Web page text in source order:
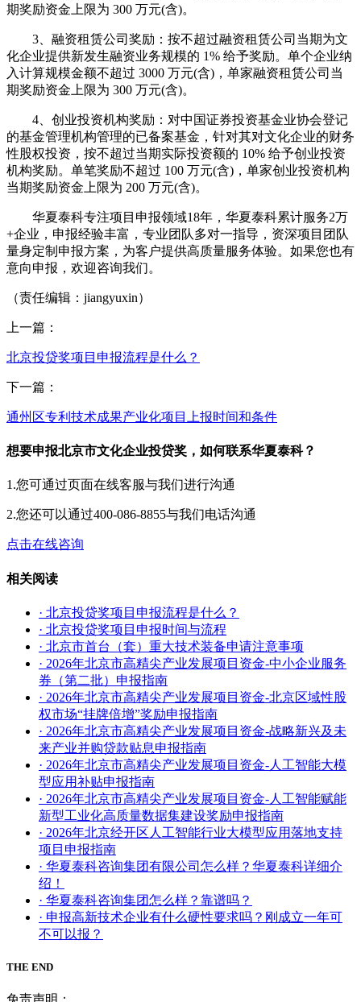
期奖励资金上限为 300 万元(含)。
3、融资租赁公司奖励：按不超过融资租赁公司当期为文
化企业提供新发生融资业务规模的 1% 给予奖励。单个企业纳
入计算规模金额不超过 3000 万元(含)，单家融资租赁公司当
期奖励资金上限为 300 万元(含)。
4、创业投资机构奖励：对中国证券投资基金业协会登记
的基金管理机构管理的已备案基金，针对其对文化企业的财务
性股权投资，按不超过当期实际投资额的 10% 给予创业投资
机构奖励。单笔奖励不超过 100 万元(含)，单家创业投资机构
当期奖励资金上限为 200 万元(含)。
华夏泰科专注项目申报领域18年，华夏泰科累计服务2万
+企业，申报经验丰富，专业团队多对一指导，资深项目团队
量身定制申报方案，为客户提供高质量服务体验。如果您也有
意向申报，欢迎咨询我们。
（责任编辑：jiangyuxin）
上一篇：
北京投贷奖项目申报流程是什么？
下一篇：
通州区专利技术成果产业化项目上报时间和条件
想要申报北京市文化企业投贷奖，如何联系华夏泰科？
1.您可通过页面在线客服与我们进行沟通
2.您还可以通过400-086-8855与我们电话沟通
点击在线咨询
相关阅读
· 北京投贷奖项目申报流程是什么？
· 北京投贷奖项目申报时间与流程
· 北京市首台（套）重大技术装备申请注意事项
· 2026年北京市高精尖产业发展项目资金-中小企业服务
券（第二批）申报指南
· 2026年北京市高精尖产业发展项目资金-北京区域性股
权市场“挂牌倍增”奖励申报指南
· 2026年北京市高精尖产业发展项目资金-战略新兴及未
来产业并购贷款贴息申报指南
· 2026年北京市高精尖产业发展项目资金-人工智能大模
型应用补贴申报指南
· 2026年北京市高精尖产业发展项目资金-人工智能赋能
新型工业化高质量数据集建设奖励申报指南
· 2026年北京经开区人工智能行业大模型应用落地支持
项目申报指南
· 华夏泰科咨询集团有限公司怎么样？华夏泰科详细介
绍！
· 华夏泰科咨询集团怎么样？靠谱吗？
· 申报高新技术企业有什么硬性要求吗？刚成立一年可
不可以报？
THE END